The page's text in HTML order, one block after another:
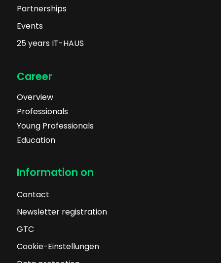
Partnerships
Events
25 years IT-HAUS
Career
Overview
Professionals
Young Professionals
Education
Information on
Contact
Newsletter registration
GTC
Cookie-Einstellungen